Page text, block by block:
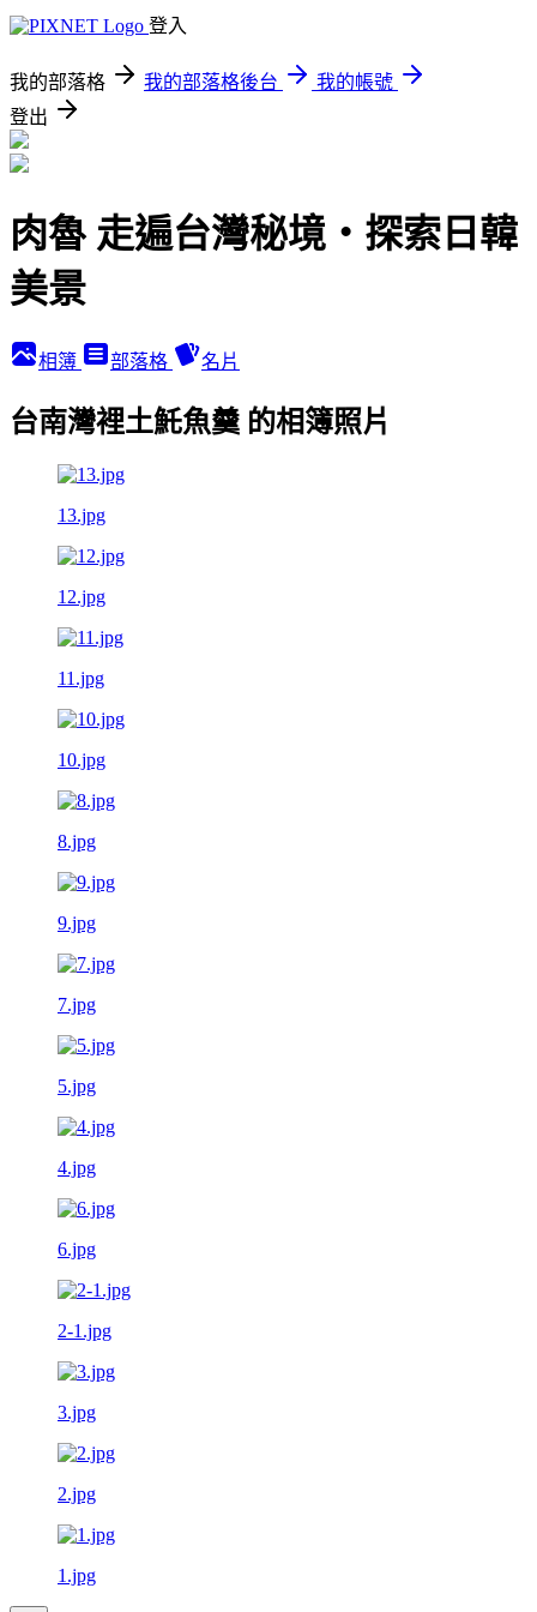
登入
我的部落格 我的部落格後台
我的帳號
登出
肉魯 走遍台灣秘境・探索日韓
美景
相簿 部落格 名片
台南灣裡土魠魚羹 的相簿照片
13.jpg
12.jpg
11.jpg
10.jpg
8.jpg
9.jpg
7.jpg
5.jpg
4.jpg
6.jpg
2-1.jpg
3.jpg
2.jpg
1.jpg